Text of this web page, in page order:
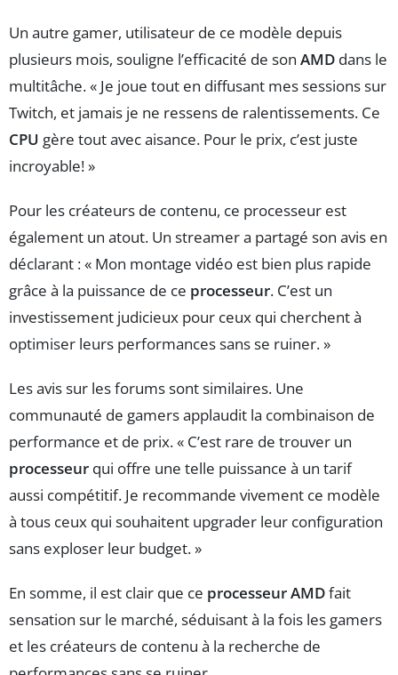
Un autre gamer, utilisateur de ce modèle depuis
plusieurs mois, souligne l’efficacité de son AMD dans le
multitâche. « Je joue tout en diffusant mes sessions sur
Twitch, et jamais je ne ressens de ralentissements. Ce
CPU gère tout avec aisance. Pour le prix, c’est juste
incroyable! »
Pour les créateurs de contenu, ce processeur est
également un atout. Un streamer a partagé son avis en
déclarant : « Mon montage vidéo est bien plus rapide
grâce à la puissance de ce processeur. C’est un
investissement judicieux pour ceux qui cherchent à
optimiser leurs performances sans se ruiner. »
Les avis sur les forums sont similaires. Une
communauté de gamers applaudit la combinaison de
performance et de prix. « C’est rare de trouver un
processeur qui offre une telle puissance à un tarif
aussi compétitif. Je recommande vivement ce modèle
à tous ceux qui souhaitent upgrader leur configuration
sans exploser leur budget. »
En somme, il est clair que ce processeur AMDfait
sensation sur le marché, séduisant à la fois les gamers
et les créateurs de contenu à la recherche de